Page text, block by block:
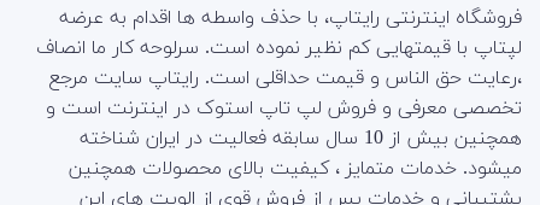
فروشگاه اینترنتی رایتاپ، با حذف واسطه ها اقدام به عرضه
لپتاپ با قیمتهایی کم نظیر نموده است. سرلوحه کار ما انصاف
،رعایت حق الناس و قیمت حداقلی است. رایتاپ سایت مرجع
تخصصی معرفی و فروش لپ تاپ استوک در اینترنت است و
همچنین بیش از 10 سال سابقه فعالیت در ایران شناخته
میشود. خدمات متمایز ، کیفیت بالای محصولات همچنین
پشتیبانی و خدمات پس از فروش قوی از الویت های این